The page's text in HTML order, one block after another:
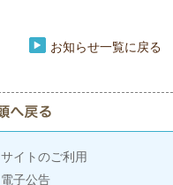
お知らせ一覧に戻る
サイトのご利用
電子公告